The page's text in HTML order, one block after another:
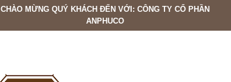
CHÀO MỪNG QUÝ KHÁCH ĐẾN VỚI: CÔNG TY CỔ PHẦN
ANPHUCO